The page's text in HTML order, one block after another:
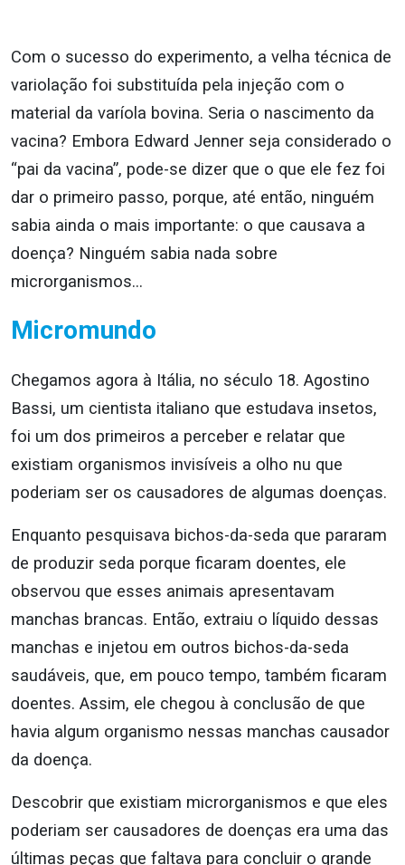
Com o sucesso do experimento, a velha técnica de
variolação foi substituída pela injeção com o
material da varíola bovina. Seria o nascimento da
vacina? Embora Edward Jenner seja considerado o
“pai da vacina”, pode-se dizer que o que ele fez foi
dar o primeiro passo, porque, até então, ninguém
sabia ainda o mais importante: o que causava a
doença? Ninguém sabia nada sobre
microrganismos…
Micromundo
Chegamos agora à Itália, no século 18. Agostino
Bassi, um cientista italiano que estudava insetos,
foi um dos primeiros a perceber e relatar que
existiam organismos invisíveis a olho nu que
poderiam ser os causadores de algumas doenças.
Enquanto pesquisava bichos-da-seda que pararam
de produzir seda porque ficaram doentes, ele
observou que esses animais apresentavam
manchas brancas. Então, extraiu o líquido dessas
manchas e injetou em outros bichos-da-seda
saudáveis, que, em pouco tempo, também ficaram
doentes. Assim, ele chegou à conclusão de que
havia algum organismo nessas manchas causador
da doença.
Descobrir que existiam microrganismos e que eles
poderiam ser causadores de doenças era uma das
últimas peças que faltava para concluir o grande